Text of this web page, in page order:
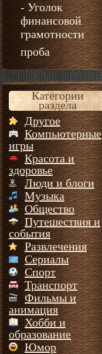
- Уголок
финансовой
грамотности
проба
Категории
раздела
Другое
Компьютерные
игры
Красота и
здоровье
Люди и блоги
Музыка
Общество
Путешествия и
события
Развлечения
Сериалы
Спорт
Транспорт
Фильмы и
анимация
Хобби и
образование
Юмор